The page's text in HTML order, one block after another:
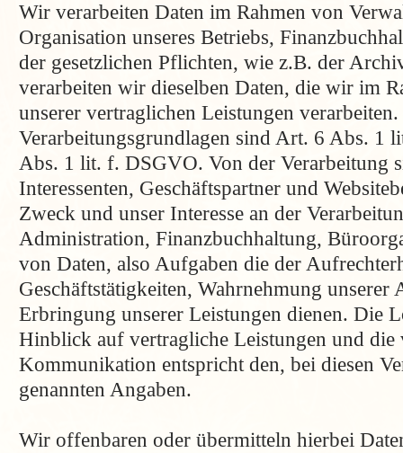
Wir verarbeiten Daten im Rahmen von
Organisation unseres Betriebs,
der gesetzlichen Pflichten, wie z.B. der
verarbeiten wir dieselben Daten, die wir im
unserer vertraglichen Leistungen
Verarbeitungsgrundlagen sind Art. 6 Abs. 1
Abs. 1 lit. f. DSGVO. Von der Verarbeitung
Interessenten, Geschäftspartner und
Zweck und unser Interesse an der
Administration, Finanzbuchhaltung,
von Daten, also Aufgaben die der
Geschäftstätigkeiten, Wahrnehmung unserer
Erbringung unserer Leistungen dienen. Die
Hinblick auf vertragliche Leistungen und die
Kommunikation entspricht den, bei diesen
genannten Angaben.
Wir offenbaren oder übermitteln hierbei